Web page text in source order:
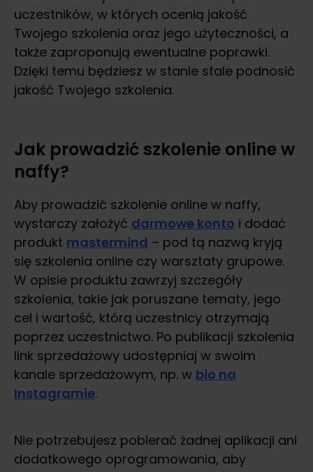
uczestników, w których ocenią jakość
Twojego szkolenia oraz jego użyteczności, a
także zaproponują ewentualne poprawki.
Dzięki temu będziesz w stanie stale podnosić
jakość Twojego szkolenia.
Jak prowadzić szkolenie online w
naffy?
Aby prowadzić szkolenie online w naffy,
wystarczy założyć darmowe konto i dodać
produkt mastermind – pod tą nazwą kryją
się szkolenia online czy warsztaty grupowe.
W opisie produktu zawrzyj szczegóły
szkolenia, takie jak poruszane tematy, jego
cel i wartość, którą uczestnicy otrzymają
poprzez uczestnictwo. Po publikacji szkolenia
link sprzedażowy udostępniaj w swoim
kanale sprzedażowym, np. w bio na
Instagramie.
Nie potrzebujesz pobierać żadnej aplikacji ani
dodatkowego oprogramowania, aby